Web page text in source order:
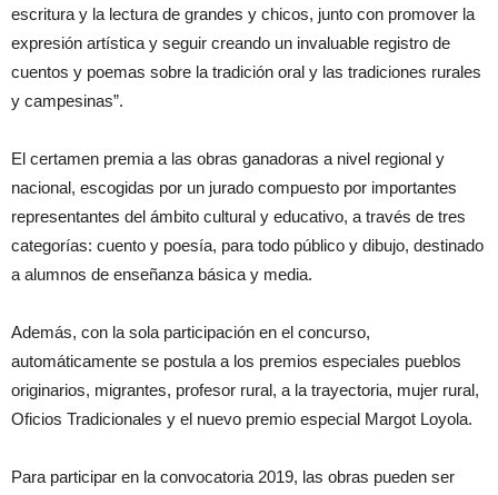
escritura y la lectura de grandes y chicos, junto con promover la
expresión artística y seguir creando un invaluable registro de
cuentos y poemas sobre la tradición oral y las tradiciones rurales
y campesinas”.
El certamen premia a las obras ganadoras a nivel regional y
nacional, escogidas por un jurado compuesto por importantes
representantes del ámbito cultural y educativo, a través de tres
categorías: cuento y poesía, para todo público y dibujo, destinado
a alumnos de enseñanza básica y media.
Además, con la sola participación en el concurso,
automáticamente se postula a los premios especiales pueblos
originarios, migrantes, profesor rural, a la trayectoria, mujer rural,
Oficios Tradicionales y el nuevo premio especial Margot Loyola.
Para participar en la convocatoria 2019, las obras pueden ser